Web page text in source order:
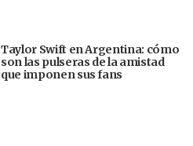
Taylor Swift en Argentina: cómo
son las pulseras de la amistad
que imponen sus fans